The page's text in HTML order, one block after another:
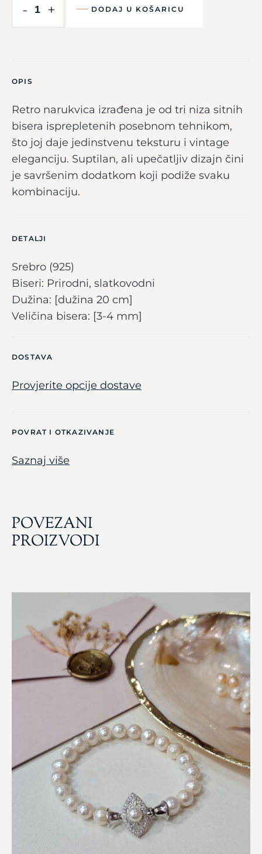
- + DODAJ U KOŠARICU
OPIS
Retro narukvica izrađena je od tri niza sitnih
bisera isprepletenih posebnom tehnikom,
što joj daje jedinstvenu teksturu i vintage
eleganciju. Suptilan, ali upečatljiv dizajn čini
je savršenim dodatkom koji podiže svaku
kombinaciju.
DETALJI
Srebro (925)
Biseri: Prirodni, slatkovodni
Dužina: [dužina 20 cm]
Veličina bisera: [3-4 mm]
DOSTAVA
Provjerite opcije dostave
POVRAT I OTKAZIVANJE
Saznaj više
POVEZANI
PROIZVODI